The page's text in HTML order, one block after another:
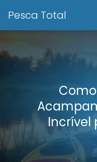
Pesca Total
Incrível